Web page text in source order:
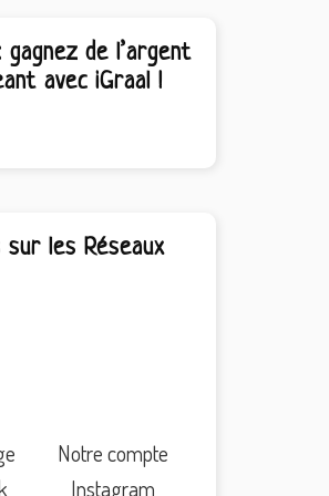
gagnez de l’argent
avec iGraal !
sur les Réseaux
Notre compte
Instagram